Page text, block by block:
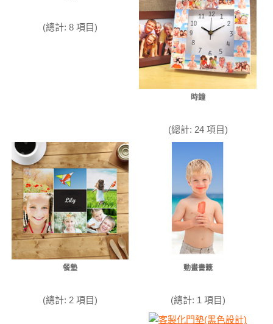
(總計: 8 項目)
時鐘
(總計: 24 項目)
餐墊
(總計: 2 項目)
動畫書籤
(總計: 1 項目)